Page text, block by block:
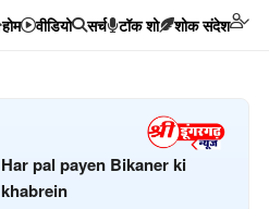
होम वीडियो सर्च टॉक शो शोक संदेश
hanumangarh ›
Har pal payen Bikaner ki
khabrein